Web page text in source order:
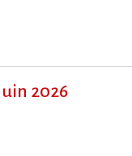
2026